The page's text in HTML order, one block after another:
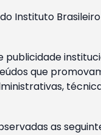
Instituto
que
as